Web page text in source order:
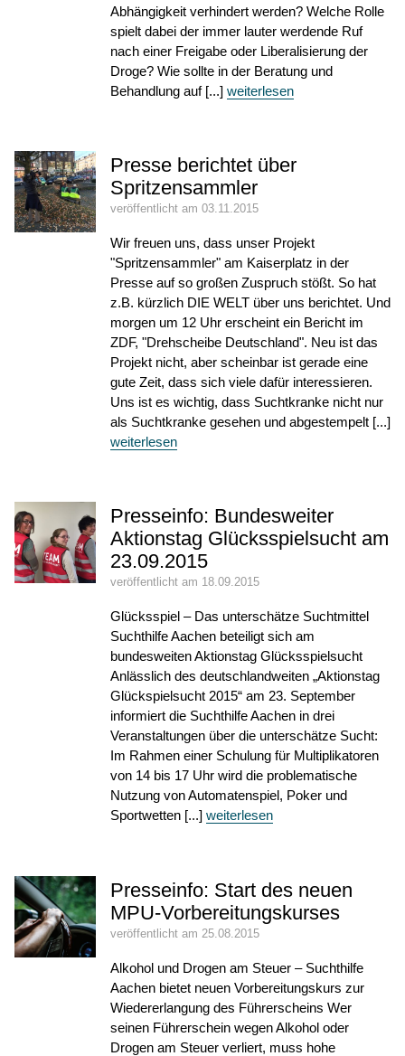
Abhängigkeit verhindert werden? Welche Rolle
spielt dabei der immer lauter werdende Ruf
nach einer Freigabe oder Liberalisierung der
Droge? Wie sollte in der Beratung und
Behandlung auf [...] weiterlesen
Presse berichtet über
Spritzensammler
veröffentlicht am 03.11.2015
Wir freuen uns, dass unser Projekt
"Spritzensammler" am Kaiserplatz in der
Presse auf so großen Zuspruch stößt. So hat
z.B. kürzlich DIE WELT über uns berichtet. Und
morgen um 12 Uhr erscheint ein Bericht im
ZDF, "Drehscheibe Deutschland". Neu ist das
Projekt nicht, aber scheinbar ist gerade eine
gute Zeit, dass sich viele dafür interessieren.
Uns ist es wichtig, dass Suchtkranke nicht nur
als Suchtkranke gesehen und abgestempelt [...]
weiterlesen
Presseinfo: Bundesweiter
Aktionstag Glücksspielsucht am
23.09.2015
veröffentlicht am 18.09.2015
Glücksspiel – Das unterschätze Suchtmittel
Suchthilfe Aachen beteiligt sich am
bundesweiten Aktionstag Glücksspielsucht
Anlässlich des deutschlandweiten „Aktionstag
Glückspielsucht 2015“ am 23. September
informiert die Suchthilfe Aachen in drei
Veranstaltungen über die unterschätze Sucht:
Im Rahmen einer Schulung für Multiplikatoren
von 14 bis 17 Uhr wird die problematische
Nutzung von Automatenspiel, Poker und
Sportwetten [...] weiterlesen
Presseinfo: Start des neuen
MPU-Vorbereitungskurses
veröffentlicht am 25.08.2015
Alkohol und Drogen am Steuer – Suchthilfe
Aachen bietet neuen Vorbereitungskurs zur
Wiedererlangung des Führerscheins Wer
seinen Führerschein wegen Alkohol oder
Drogen am Steuer verliert, muss hohe